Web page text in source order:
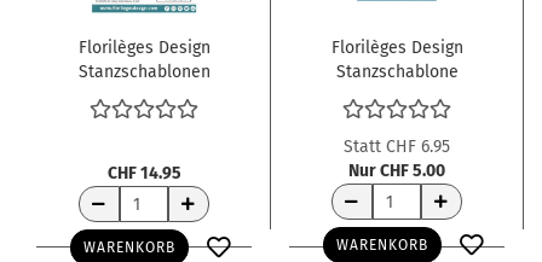
Florilèges Design
Stanzschablonen
Weihnachtstasse
Tasse de noël
CHF 14.95
WARENKORB
Florilèges Design
Stanzschablone
Kleines Reh Mon petit
faon 4.2x5.5cm
Statt CHF 6.95
Nur CHF 5.00
WARENKORB